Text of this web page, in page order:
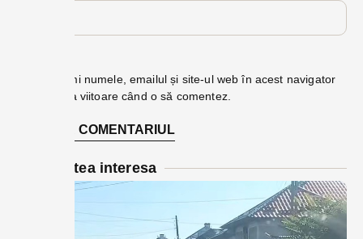
Salvează-mi numele, emailul și site-ul web în acest navigator
pentru data viitoare când o să comentez.
Te-ar putea interesa